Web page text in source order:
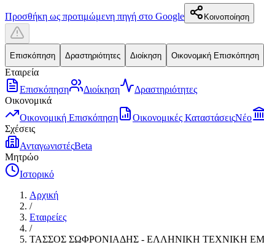
Προσθήκη ως προτιμώμενη πηγή στο Google Κοινοποίηση
Επισκόπηση Δραστηριότητες Διοίκηση Οικονομική Επισκόπηση
Εταιρεία
Επισκόπηση
Διοίκηση
Δραστηριότητες
Οικονομικά
Οικονομική Επισκόπηση
Οικονομικές ΚαταστάσειςΝέο
Σχέσεις
ΑνταγωνιστέςBeta
Μητρώο
Ιστορικό
Αρχική
/
Εταιρείες
/
ΤΑΣΣΟΣ ΣΩΦΡΟΝΙΑΔΗΣ - ΕΛΛΗΝΙΚΗ ΤΕΧΝΙΚΗ